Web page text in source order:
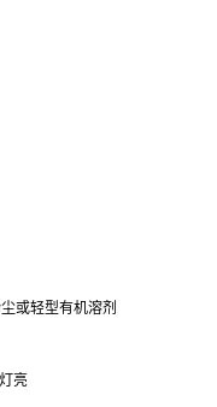
或轻型有机溶剂
亮